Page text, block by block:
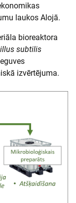
laukos Alojā.
bioreaktora
subtilis
izvērtējuma.